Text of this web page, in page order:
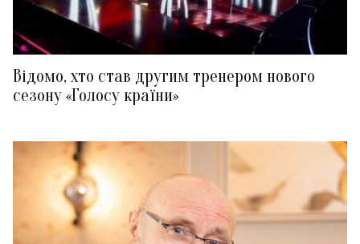
Відомо, хто став другим тренером нового
сезону «Голосу країни»